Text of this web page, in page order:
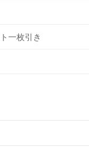
一枚引き